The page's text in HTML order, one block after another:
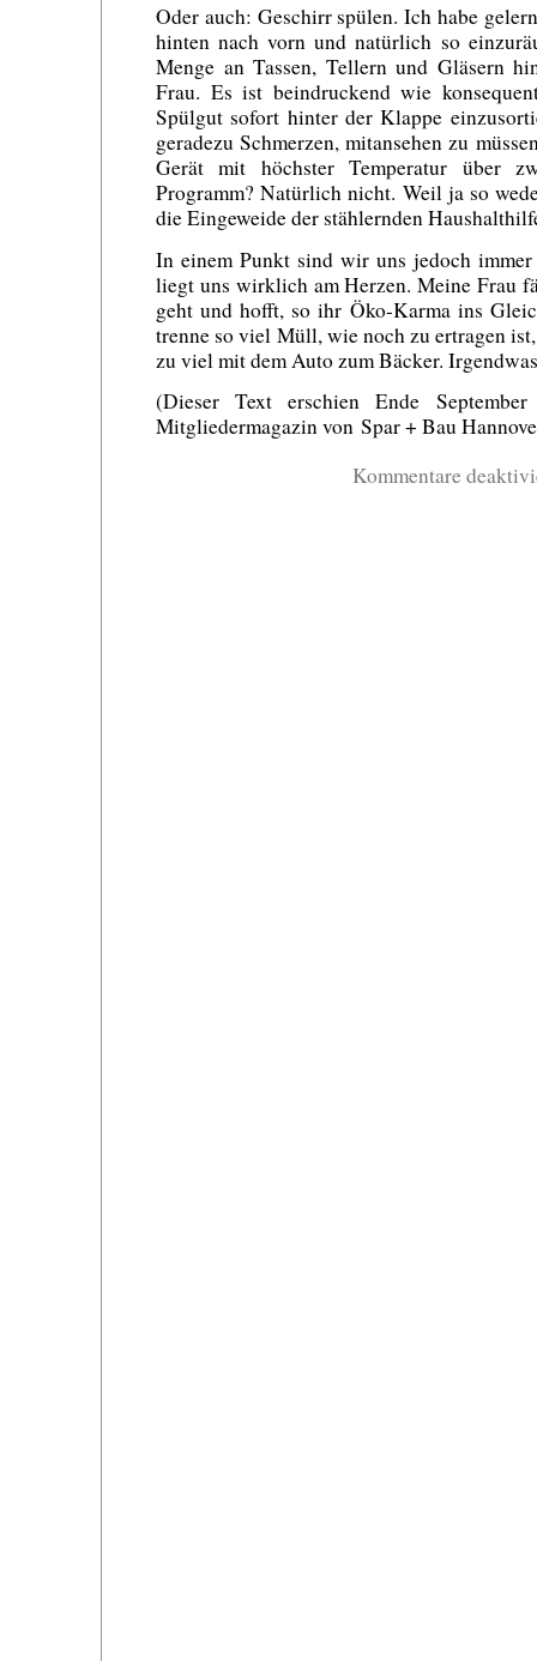
Oder auch: Geschirr spülen. Ich habe
hinten nach vorn und natürlich so
Menge an Tassen, Tellern und Gläsern
Frau. Es ist beindruckend wie
Spülgut sofort hinter der Klappe
geradezu Schmerzen, mitansehen zu
Gerät mit höchster Temperatur über
Programm? Natürlich nicht. Weil ja so
die Eingeweide der stählernden
In einem Punkt sind wir uns jedoch
liegt uns wirklich am Herzen. Meine Frau
geht und hofft, so ihr Öko-Karma ins
trenne so viel Müll, wie noch zu ertragen
zu viel mit dem Auto zum Bäcker.
(Dieser Text erschien Ende
Mitgliedermagazin von Spar + Bau
Kommentare